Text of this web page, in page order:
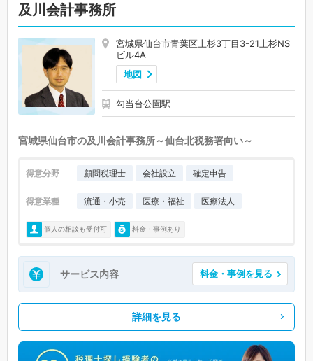
及川会計事務所
宮城県仙台市青葉区上杉3丁目3-21上杉NS
ビル4A
地図
勾当台公園駅
宮城県仙台市の及川会計事務所～仙台北税務署向い～
得意分野 顧問税理士 会社設立 確定申告
得意業種 流通・小売 医療・福祉 医療法人
個人の相談も受付可 料金・事例あり
サービス内容 料金・事例を見る
詳細を見る